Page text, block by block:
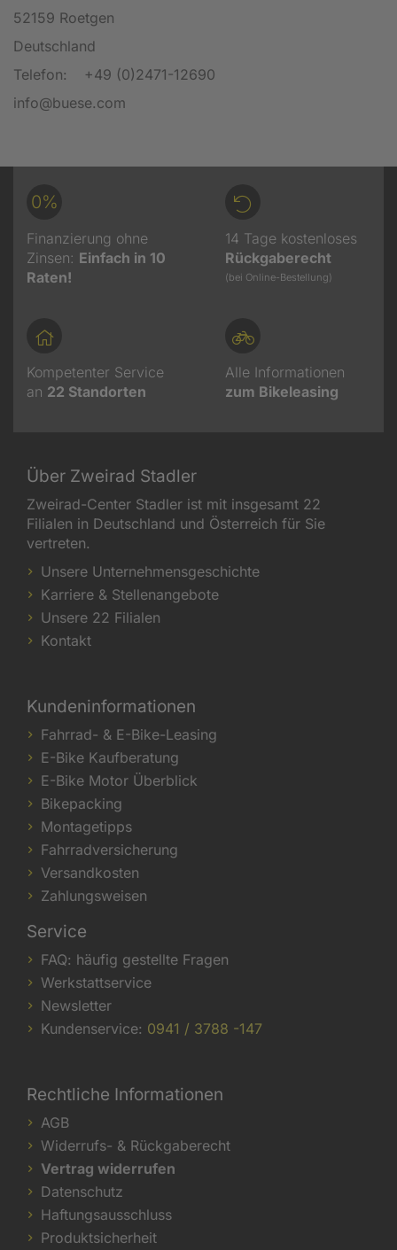
52159 Roetgen
Deutschland
Telefon:
+49 (0)2471-12690
info@buese.com
0%
Finanzierung ohne
Zinsen: Einfach in 10
Raten!
14 Tage kostenloses
Rückgaberecht
(bei Online-Bestellung)
Kompetenter Service
an 22 Standorten
Alle Informationen
zum Bikeleasing
Über Zweirad Stadler
Zweirad-Center Stadler ist mit insgesamt 22
Filialen in Deutschland und Österreich für Sie
vertreten.
Unsere Unternehmensgeschichte
Karriere & Stellenangebote
Unsere 22 Filialen
Kontakt
Kundeninformationen
Fahrrad- & E-Bike-Leasing
E-Bike Kaufberatung
E-Bike Motor Überblick
Bikepacking
Montagetipps
Fahrradversicherung
Versandkosten
Zahlungsweisen
Service
FAQ: häufig gestellte Fragen
Werkstattservice
Newsletter
Kundenservice: 0941 / 3788 -147
Rechtliche Informationen
AGB
Widerrufs- & Rückgaberecht
Vertrag widerrufen
Datenschutz
Haftungsausschluss
Produktsicherheit